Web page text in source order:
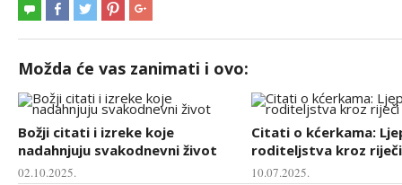
Možda će vas zanimati i ovo:
Božji citati i izreke koje
nadahnjuju svakodnevni život
02.10.2025.
Citati o kćerkama:
roditeljstva kroz riječi
10.07.2025.